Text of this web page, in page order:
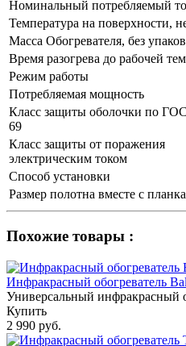
Номинальный потребляемый
Температура на поверхности,
Масса Обогревателя, без
Время разогрева до рабочей
Режим работы
Потребляемая мощность
Класс защиты оболочки по
69
Класс защиты от поражения
электрическим током
Способ установки
Размер полотна вместе с
Похожие товары :
Инфракрасный обогреватель
Универсальный инфракрасный
Купить
2 990 руб.